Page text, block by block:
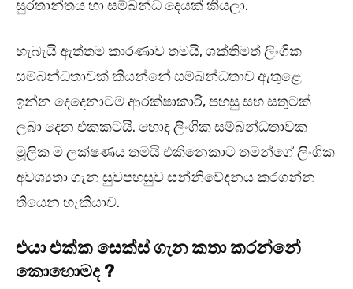
සුරතාන්තය හා සම්බන්ධ දෙයක් කියලා.
හැබැයි ඇත්තම කාරණාව තමයි, ශක්තිමත් ලිංගික
සම්බන්ධතාවක් කියන්නේ සම්බන්ධතාව ඇතුළෙ
ඉන්න දෙදෙනාටම ආරක්ෂාකාරී, පහසු සහ සතුටක්
ලබා දෙන එකකටයි. හොඳ ලිංගික සම්බන්ධතාවක
මූලික ම ලක්ෂණය තමයි එකිනෙකාට තමන්ගේ ලිංගික
අවශ්‍යතා ගැන සුවපහසුව සන්නිවේදනය කරගන්න
තියෙන හැකියාව.
එයා එක්ක සෙක්ස් ගැන කතා කරන්නේ
කොහොමද ?